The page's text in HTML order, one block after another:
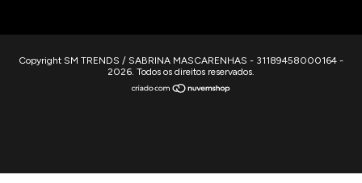
Copyright SM TRENDS / SABRINA MASCARENHAS - 31189458000164 -
2026. Todos os direitos reservados.